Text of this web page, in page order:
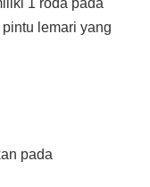
1 roda pada
lemari yang
pada